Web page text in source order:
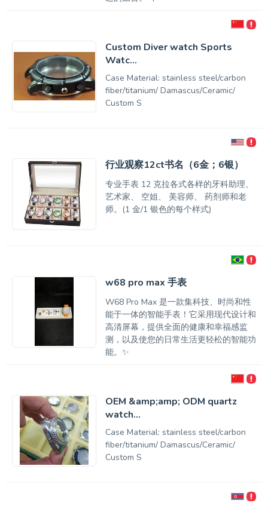
Custom Diver watch Sports
Watc...
Case Material: stainless steel/carbon
fiber/titanium/ Damascus/Ceramic/
Custom S
行业观察12ct书名（6金；6银）
专业手表 12 克拉各式各样的牙科助理、
艺术家、 空姐、 美容师、 药剂师和老
师。(1 金/1 银色的每个样式)
w68 pro max 手表
W68 Pro Max 是一款集科技、时尚和性
能于一体的智能手表！它采用现代设计和
高清屏幕，提供全面的健康和幸福感监
测，以及使您的日常生活更轻松的智能功
能。✨
OEM &amp;amp; ODM quartz
watch...
Case Material: stainless steel/carbon
fiber/titanium/ Damascus/Ceramic/
Custom S